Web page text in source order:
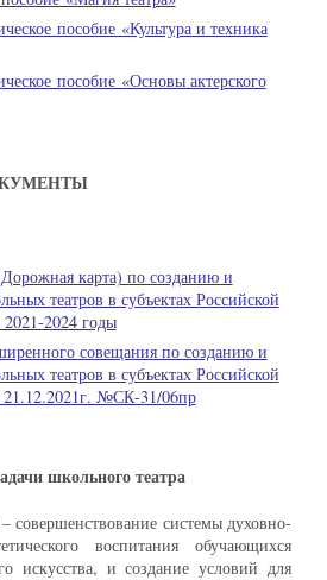
пособие «Культура и техника
пособие «Основы актерского
карта) по созданию и
театров в субъектах Российской
2024 годы
совещания по созданию и
театров в субъектах Российской
21.12.2021г. №СК-31/06пр
школьного театра
совершенствование системы духовно-
воспитания обучающихся
искусства, и создание условий для